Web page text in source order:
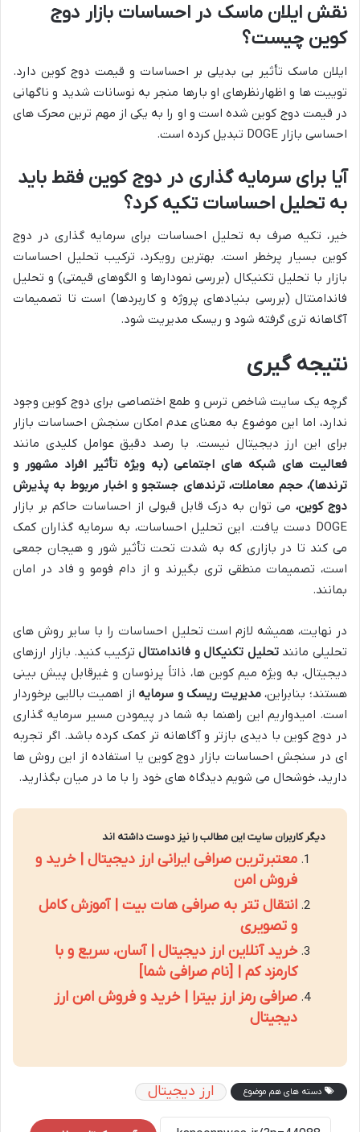
نقش ایلان ماسک در احساسات بازار دوج
کوین چیست؟
ایلان ماسک تأثیر بی بدیلی بر احساسات و قیمت دوج کوین دارد.
توییت ها و اظهارنظرهای او بارها منجر به نوسانات شدید و ناگهانی
در قیمت دوج کوین شده است و او را به یکی از مهم ترین محرک های
احساسی بازار DOGE تبدیل کرده است.
آیا برای سرمایه گذاری در دوج کوین فقط باید
به تحلیل احساسات تکیه کرد؟
خیر، تکیه صرف به تحلیل احساسات برای سرمایه گذاری در دوج
کوین بسیار پرخطر است. بهترین رویکرد، ترکیب تحلیل احساسات
بازار با تحلیل تکنیکال (بررسی نمودارها و الگوهای قیمتی) و تحلیل
فاندامنتال (بررسی بنیادهای پروژه و کاربردها) است تا تصمیمات
آگاهانه تری گرفته شود و ریسک مدیریت شود.
نتیجه گیری
گرچه یک سایت شاخص ترس و طمع اختصاصی برای دوج کوین وجود
ندارد، اما این موضوع به معنای عدم امکان سنجش احساسات بازار
برای این ارز دیجیتال نیست. با رصد دقیق عوامل کلیدی مانند
فعالیت های شبکه های اجتماعی (به ویژه تأثیر افراد مشهور و
ترندها)، حجم معاملات، ترندهای جستجو و اخبار مربوط به پذیرش
دوج کوین،می توان به درک قابل قبولی از احساسات حاکم بر بازار
DOGE دست یافت. این تحلیل احساسات، به سرمایه گذاران کمک
می کند تا در بازاری که به شدت تحت تأثیر شور و هیجان جمعی
است، تصمیمات منطقی تری بگیرند و از دام فومو و فاد در امان
بمانند.
در نهایت، همیشه لازم است تحلیل احساسات را با سایر روش های
تحلیلی مانندتحلیل تکنیکال و فاندامنتالترکیب کنید. بازار ارزهای
دیجیتال، به ویژه میم کوین ها، ذاتاً پرنوسان و غیرقابل پیش بینی
هستند؛ بنابراین،مدیریت ریسک و سرمایه از اهمیت بالایی برخوردار
است. امیدواریم این راهنما به شما در پیمودن مسیر سرمایه گذاری
در دوج کوین با دیدی بازتر و آگاهانه تر کمک کرده باشد. اگر تجربه
ای در سنجش احساسات بازار دوج کوین یا استفاده از این روش ها
دارید، خوشحال می شویم دیدگاه های خود را با ما در میان بگذارید.
دیگر کاربران سایت این مطالب را نیز دوست داشته اند
معتبرترین صرافی ایرانی ارز دیجیتال | خرید و
فروش امن
انتقال تتر به صرافی هات بیت | آموزش کامل
و تصویری
خرید آنلاین ارز دیجیتال | آسان، سریع و با
کارمزد کم | [نام صرافی شما]
صرافی رمز ارز بیترا | خرید و فروش امن ارز
دیجیتال
دسته های هم موضوع ارز دیجیتال